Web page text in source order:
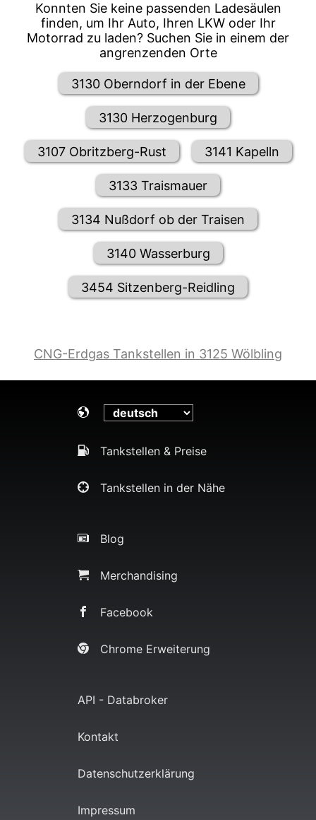
Konnten Sie keine passenden Ladesäulen
finden, um Ihr Auto, Ihren LKW oder Ihr
Motorrad zu laden? Suchen Sie in einem der
angrenzenden Orte
3130 Oberndorf in der Ebene
3130 Herzogenburg
3107 Obritzberg-Rust 3141 Kapelln
3133 Traismauer
3134 Nußdorf ob der Traisen
3140 Wasserburg
3454 Sitzenberg-Reidling
CNG-Erdgas Tankstellen in 3125 Wölbling
Tankstellen & Preise
Tankstellen in der Nähe
Blog
Merchandising
Facebook
Chrome Erweiterung
API - Databroker
Kontakt
Datenschutzerklärung
Impressum